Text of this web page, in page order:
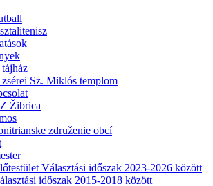
Sz. Miklós templom
Žibrica
združenie obcí
Választási időszak 2023-2026 között
időszak 2015-2018 között